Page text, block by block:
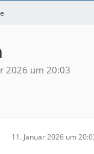
2026 um 20:03
11. Januar 2026 um